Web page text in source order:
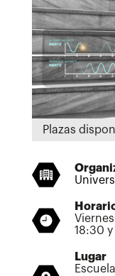
Plazas
18:30 y
Lugar